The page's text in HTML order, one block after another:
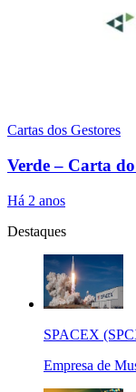
Cartas dos Gestores
Verde – Carta
Há 2 anos
Destaques
SPACEX
Empresa de